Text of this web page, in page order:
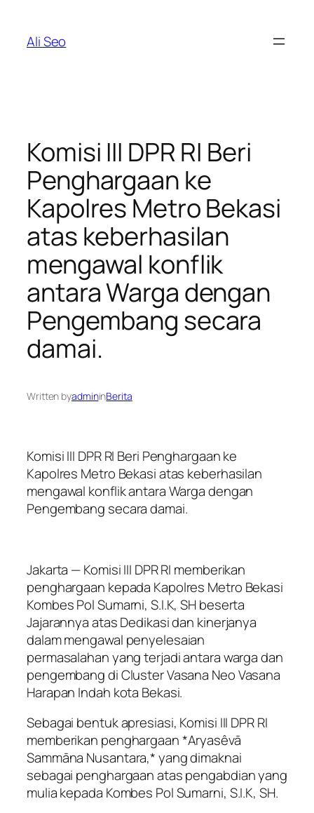
content
Ali Seo
Komisi III DPR RI Beri
Penghargaan ke
Kapolres Metro Bekasi
atas keberhasilan
mengawal konflik
antara Warga dengan
Pengembang secara
damai.
Written byadmininBerita
Komisi III DPR RI Beri Penghargaan ke
Kapolres Metro Bekasi atas keberhasilan
mengawal konflik antara Warga dengan
Pengembang secara damai.
Jakarta — Komisi III DPR RI memberikan
penghargaan kepada Kapolres Metro Bekasi
Kombes Pol Sumarni, S.I.K, SH beserta
Jajarannya atas Dedikasi dan kinerjanya
dalam mengawal penyelesaian
permasalahan yang terjadi antara warga dan
pengembang di Cluster Vasana Neo Vasana
Harapan Indah kota Bekasi.
Sebagai bentuk apresiasi, Komisi III DPR RI
memberikan penghargaan *Aryasêvā
Sammāna Nusantara,* yang dimaknai
sebagai penghargaan atas pengabdian yang
mulia kepada Kombes Pol Sumarni, S.I.K, SH.